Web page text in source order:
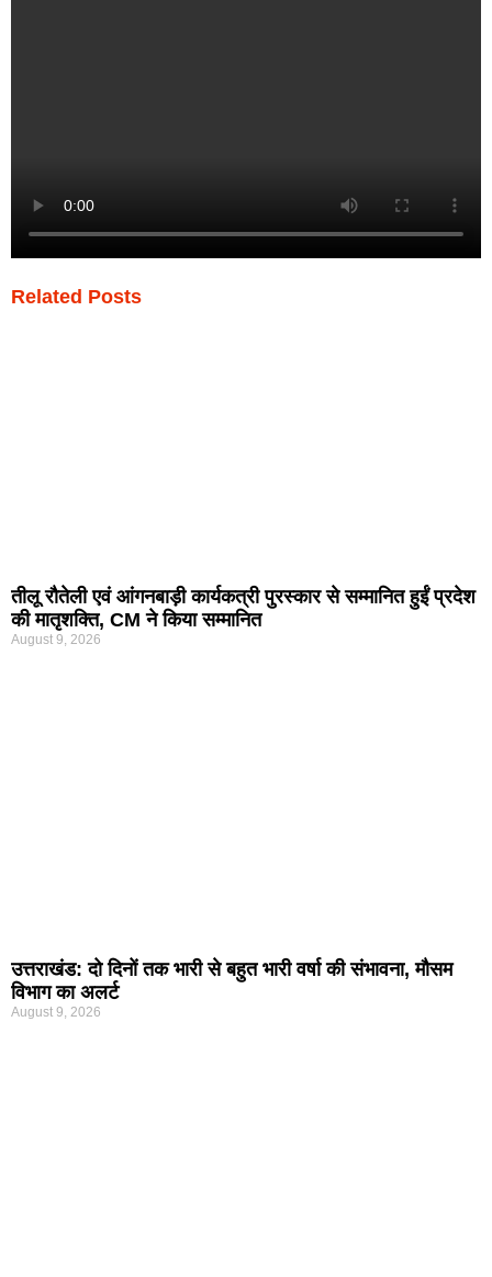
Related Posts
तीलू रौतेली एवं आंगनबाड़ी कार्यकत्री पुरस्कार से सम्मानित हुईं प्रदेश
की मातृशक्ति, CM ने किया सम्मानित
August 9, 2026
उत्तराखंड: दो दिनों तक भारी से बहुत भारी वर्षा की संभावना, मौसम
विभाग का अलर्ट
August 9, 2026